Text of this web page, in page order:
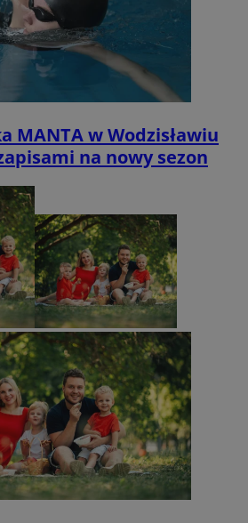
MANTA w Wodzisławiu
na nowy sezon